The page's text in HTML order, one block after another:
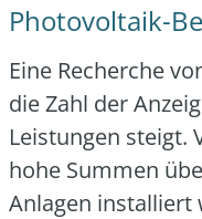
Photovoltaik-
Eine Recher­che
die Zahl der
Leis­tun­gen steigt.
hohe Sum­men
Anla­gen instal­liert